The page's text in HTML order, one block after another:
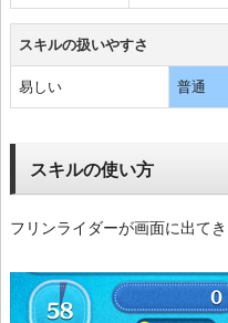
スキルの扱いやすさ
易しい 普通
スキルの使い方
フリンライダーが画面に出てき